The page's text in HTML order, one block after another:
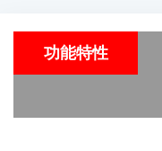
功能特性